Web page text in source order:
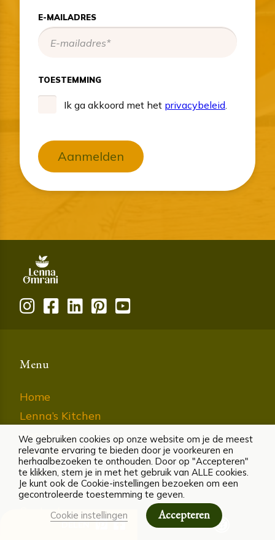
DELEN ALLERGENEN
E-MAILADRES
TOESTEMMING
Ik ga akkoord met het privacybeleid.
Aanmelden
Menu
Home
Lenna’s Kitchen
Recepten
Over mij
Aanbod
Blog
Contact
We gebruiken cookies op onze website om je de meest
relevante ervaring te bieden door je voorkeuren en
herhaalbezoeken te onthouden. Door op "Accepteren"
te klikken, stem je in met het gebruik van ALLE cookies.
Je kunt ook de Cookie-instellingen bezoeken om een
gecontroleerde toestemming te geven.
Cookie instellingen
Accepteren